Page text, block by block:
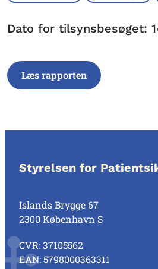
Dato for tilsynsbesøget:
Læs rapporten
Styrelsen for
Islands Brygge 67
2300 København S
CVR: 37105562
EAN: 5798000363311